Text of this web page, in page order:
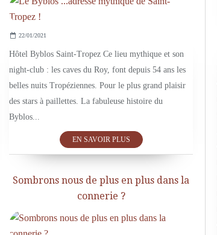
22/01/2021
Hôtel Byblos Saint-Tropez Ce lieu mythique et son
night-club : les caves du Roy, font depuis 54 ans les
belles nuits Tropéziennes. Pour le plus grand plaisir
des stars à paillettes. La fabuleuse histoire du
Byblos...
EN SAVOIR PLUS
Sombrons nous de plus en plus dans la
connerie ?
PASSION FRANCE